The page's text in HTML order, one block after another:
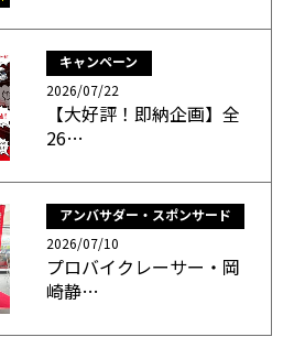
キャンペーン
2026/07/22
【大好評！即納企画】全
26…
アンバサダー・スポンサード
2026/07/10
プロバイクレーサー・岡
崎静…